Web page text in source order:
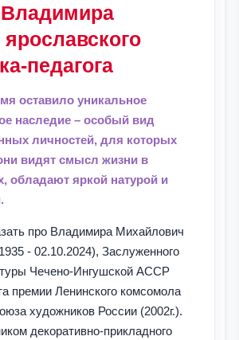
педагога
оставило уникальное
наследие – особый вид
личностей, для которых
видят смысл жизни в
обладают яркой натурой и
про Владимира Михайлович
- 02.10.2024), Заслуженного
Чечено-Ингушской АССР
премии Ленинского комсомола
художников России (2002г.).
декоративно-прикладного